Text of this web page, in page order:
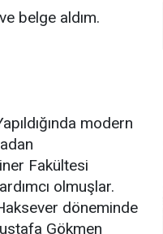
belge aldım.
modern
Fakültesi
olmuşlar.
döneminde
Gökmen